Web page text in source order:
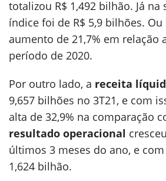
totalizou R$ 1,492 bilhão. Já na
índice foi de R$ 5,9 bilhões.
aumento de 21,7% em relação
período de 2020.
Por outro lado, a receita
9,657 bilhões no 3T21, e com
alta de 32,9% na comparação
resultado operacional
últimos 3 meses do ano, e
1,624 bilhão.